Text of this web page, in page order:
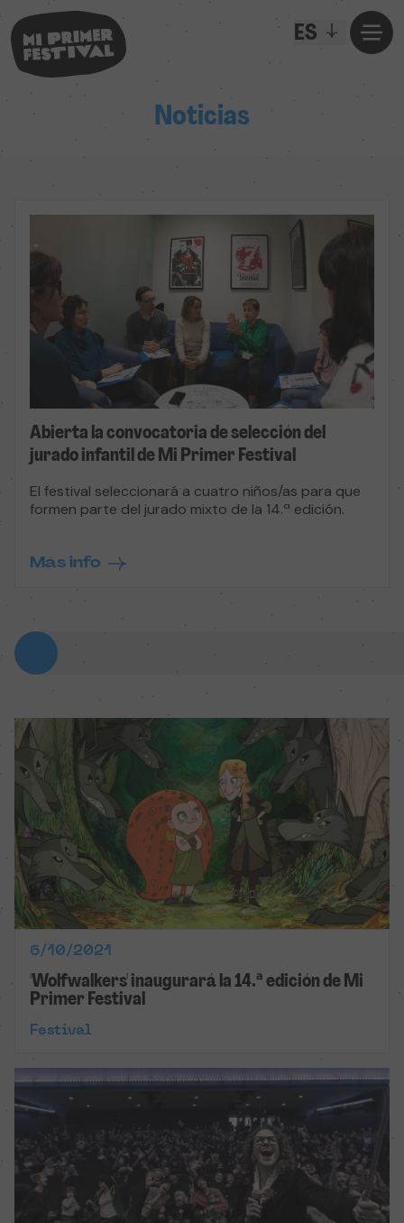
ES
Noticias
Abierta la convocatoria de selección del
jurado infantil de Mi Primer Festival
El festival seleccionará a cuatro niños/as para que
formen parte del jurado mixto de la 14.ª edición.
Más info
6/10/2021
'Wolfwalkers' inaugurará la 14.ª edición de Mi
Primer Festival
Festival